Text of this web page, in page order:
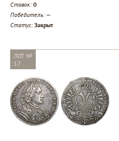
Ставок:0
Победитель: —
Статус:Закрыт
ЛОТ №
17